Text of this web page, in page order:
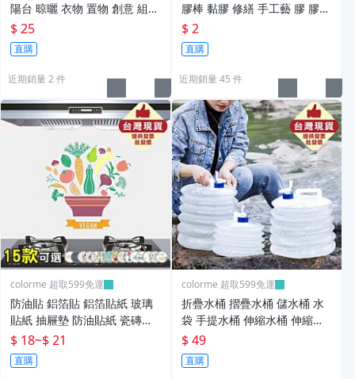
陽台 晾曬 衣物 置物 創意 組裝
手提 移動【L111】Color_me
$ 25
直購
近期銷量 2 件
膠棒 黏膠 修繕 手工藝 膠 膠水
熱熔膠條 DIY 半透明【B012】
Color_me
$ 2
直購
近期銷量 45 件
colorme 超取599免運
防油貼 鋁箔貼 鋁箔貼紙 玻璃
貼紙 抽屜墊 防油貼紙 瓷磚貼
紙 萬用防油貼【N032】Color
_me
$ 18~$ 21
直購
colorme 超取599免運
折疊水桶 摺疊水桶 儲水桶 水
袋 手提水桶 伸縮水桶 伸縮水
袋 戶外水桶 蓄水桶 蓄水箱 儲
水袋 風琴水桶 登山 露營【M1
54】Color_me
$ 49
直購